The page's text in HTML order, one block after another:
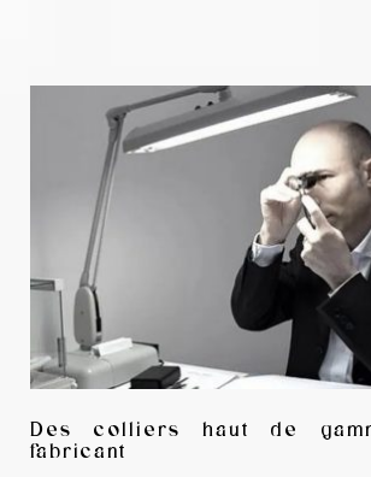
Des colliers haut de
fabricant